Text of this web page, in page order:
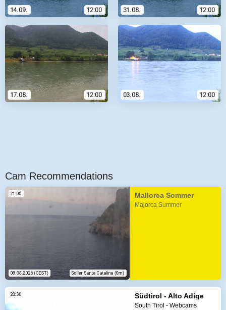
Cam Recommendations
Mallorca Sommer
Majorca Summer
Südtirol - Alto Adige
South Tirol - Webcams